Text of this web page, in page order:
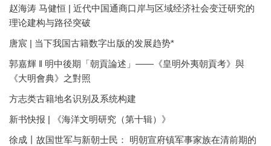
赵海涛 马健恒 | 近代中国通商口岸与区域经济社会变迁研究的
理论建构与路径突破
唐宸 | 当下我国古籍数字出版的发展趋势*
郭嘉輝 ‖ 明中後期「朝貢論述」——《皇明外夷朝貢考》與
《大明會典》之對照
方志类古籍地名识别及系统构建
新书快报 | 《海洋文明研究（第十辑）》
徐成丨故国世军与新朝士民： 明朝宣府镇军事家族在清前期的